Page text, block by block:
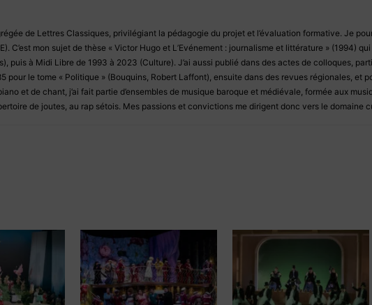
de Lettres Classiques, privilégiant la pédagogie du projet et l’évaluation formative. Je
C’est mon sujet de thèse « Victor Hugo et L’Evénement : journalisme et littérature » (1994)
puis à Midi Libre de 1993 à 2023 (Culture). J’ai aussi publié dans des actes de colloques,
pour le tome « Politique » (Bouquins, Robert Laffont), ensuite dans des revues régionales, et
et de chant, j’ai fait partie d’ensembles de musique baroque et médiévale, formée aux
de joutes, au rap sétois. Mes passions et convictions me dirigent donc vers le domaine